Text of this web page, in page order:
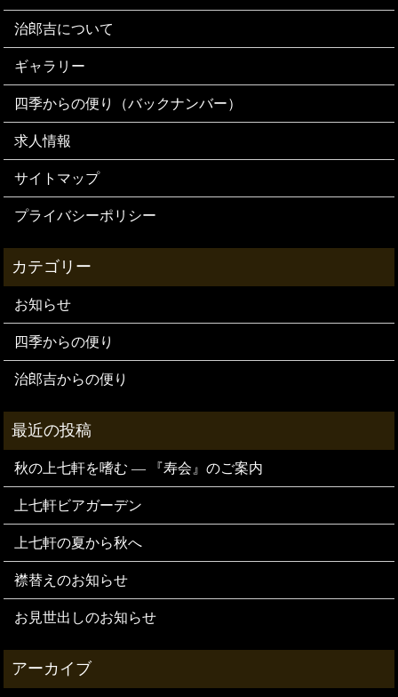
治郎吉について
ギャラリー
四季からの便り（バックナンバー）
求人情報
サイトマップ
プライバシーポリシー
お知らせ
四季からの便り
治郎吉からの便り
秋の上七軒を嗜む — 『寿会』のご案内
上七軒ビアガーデン
上七軒の夏から秋へ
襟替えのお知らせ
お見世出しのお知らせ